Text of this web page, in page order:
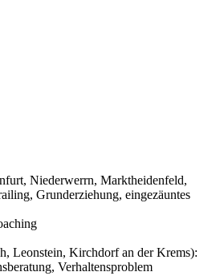
Niederwerrn, Marktheidenfeld,
Grunderziehung, eingezäuntes
Leonstein, Kirchdorf an der Krems):
Verhaltensproblem